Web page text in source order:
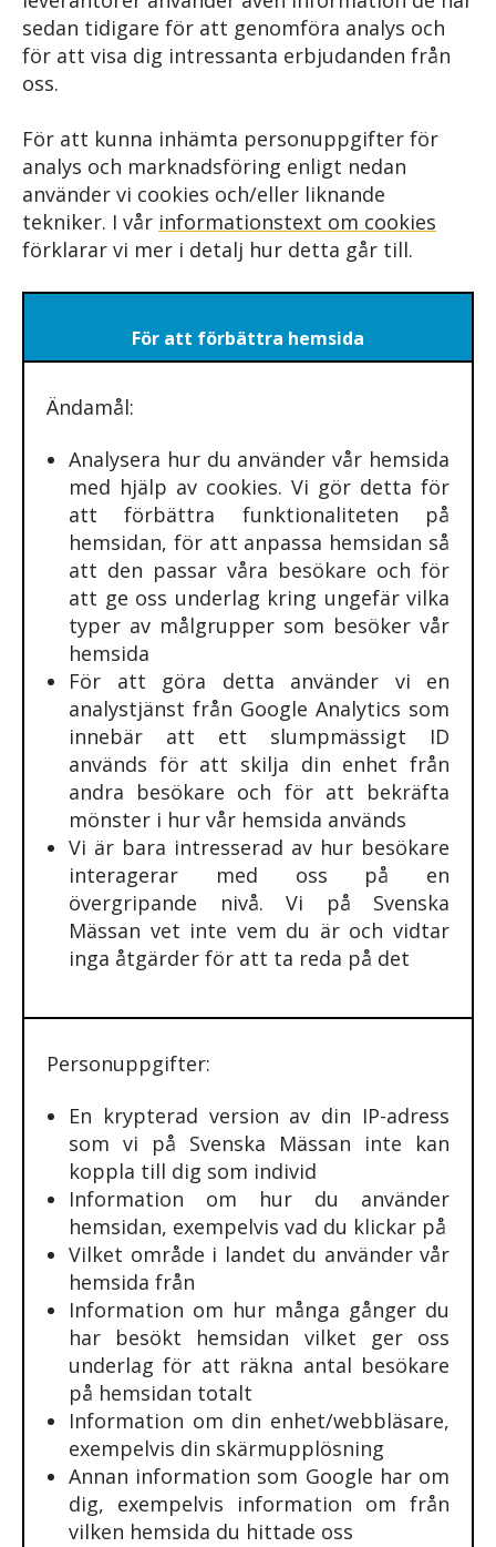
sedan tidigare för att genomföra analys och
för att visa dig intressanta erbjudanden från
oss.
För att kunna inhämta personuppgifter för
analys och marknadsföring enligt nedan
använder vi cookies och/eller liknande
tekniker. I vår informationstext om cookies
förklarar vi mer i detalj hur detta går till.
För att förbättra hemsida
Ändamål:
Analysera hur du använder vår hemsida
med hjälp av cookies. Vi gör detta för
att förbättra funktionaliteten på
hemsidan, för att anpassa hemsidan så
att den passar våra besökare och för
att ge oss underlag kring ungefär vilka
typer av målgrupper som besöker vår
hemsida
För att göra detta använder vi en
analystjänst från Google Analytics som
innebär att ett slumpmässigt ID
används för att skilja din enhet från
andra besökare och för att bekräfta
mönster i hur vår hemsida används
Vi är bara intresserad av hur besökare
interagerar med oss på en
övergripande nivå. Vi på Svenska
Mässan vet inte vem du är och vidtar
inga åtgärder för att ta reda på det
Personuppgifter:
En krypterad version av din IP-adress
som vi på Svenska Mässan inte kan
koppla till dig som individ
Information om hur du använder
hemsidan, exempelvis vad du klickar på
Vilket område i landet du använder vår
hemsida från
Information om hur många gånger du
har besökt hemsidan vilket ger oss
underlag för att räkna antal besökare
på hemsidan totalt
Information om din enhet/webbläsare,
exempelvis din skärmupplösning
Annan information som Google har om
dig, exempelvis information om från
vilken hemsida du hittade oss